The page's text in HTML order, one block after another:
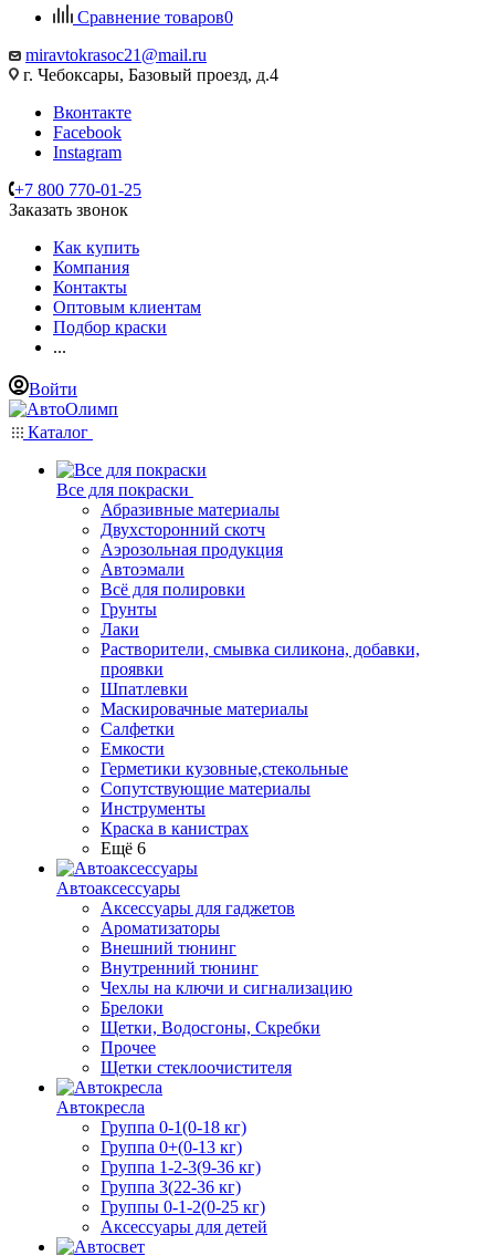
Сравнение товаров0
miravtokrasoc21@mail.ru
г. Чебоксары, Базовый проезд, д.4
Вконтакте
Facebook
Instagram
+7 800 770-01-25
Заказать звонок
Как купить
Компания
Контакты
Оптовым клиентам
Подбор краски
...
Войти
Каталог
Все для покраски
Абразивные материалы
Двухсторонний скотч
Аэрозольная продукция
Автоэмали
Всё для полировки
Грунты
Лаки
Растворители, смывка силикона, добавки,
проявки
Шпатлевки
Маскировачные материалы
Салфетки
Емкости
Герметики кузовные,стекольные
Сопутствующие материалы
Инструменты
Краска в канистрах
Ещё 6
Автоаксессуары
Аксессуары для гаджетов
Ароматизаторы
Внешний тюнинг
Внутренний тюнинг
Чехлы на ключи и сигнализацию
Брелоки
Щетки, Водосгоны, Скребки
Прочее
Щетки стеклоочистителя
Автокресла
Группа 0-1(0-18 кг)
Группа 0+(0-13 кг)
Группа 1-2-3(9-36 кг)
Группа 3(22-36 кг)
Группы 0-1-2(0-25 кг)
Аксессуары для детей